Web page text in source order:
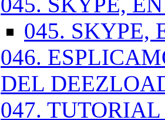
045. SKYPE,
046.
DEL
047.